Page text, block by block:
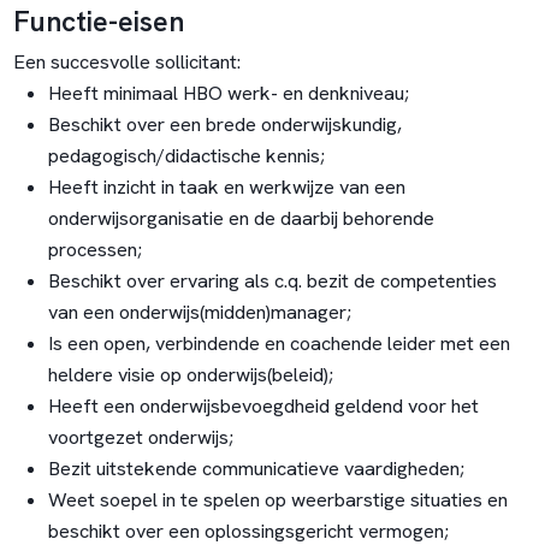
Functie-eisen
Een succesvolle sollicitant:
Heeft minimaal HBO werk- en denkniveau;
Beschikt over een brede onderwijskundig,
pedagogisch/didactische kennis;
Heeft inzicht in taak en werkwijze van een
onderwijsorganisatie en de daarbij behorende
processen;
Beschikt over ervaring als c.q. bezit de competenties
van een onderwijs(midden)manager;
Is een open, verbindende en coachende leider met een
heldere visie op onderwijs(beleid);
Heeft een onderwijsbevoegdheid geldend voor het
voortgezet onderwijs;
Bezit uitstekende communicatieve vaardigheden;
Weet soepel in te spelen op weerbarstige situaties en
beschikt over een oplossingsgericht vermogen;